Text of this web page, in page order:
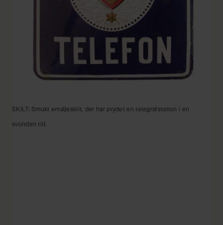
SKILT: Smukt emaljeskilt, der har prydet en telegrafstation i en
svunden tid.